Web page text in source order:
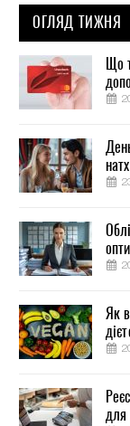
ОГЛЯД ТИЖНЯ
Що
Як
для